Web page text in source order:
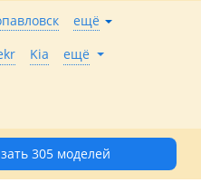
ещё
Kia ещё
305 моделей